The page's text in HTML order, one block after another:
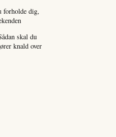
forholde dig,
skal du
knald over